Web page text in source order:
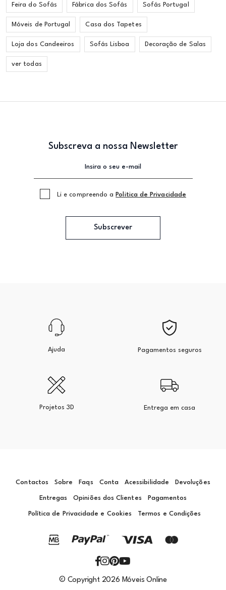
Feira do Sofás Fábrica dos Sofás Sofás Portugal
Móveis de Portugal Casa dos Tapetes
Loja dos Candeeiros Sofás Lisboa Decoração de Salas
ver todas
Subscreva a nossa Newsletter
Li e compreendo a Politica de Privacidade
Subscrever
Ajuda Pagamentos seguros
Projetos 3D Entrega em casa
Contactos Sobre Faqs Conta Acessibilidade Devoluções
Entregas Opiniões dos Clientes Pagamentos
Política de Privacidade e Cookies Termos e Condições
© Copyright 2026 Móveis Online